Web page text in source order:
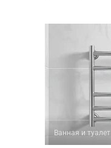
Ванная и туалет